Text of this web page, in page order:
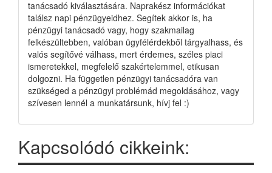
tanácsadó kiválasztására. Naprakész információkat
találsz napi pénzügyeidhez. Segítek akkor is, ha
pénzügyi tanácsadó vagy, hogy szakmailag
felkészültebben, valóban ügyfélérdekből tárgyalhass, és
valós segítővé válhass, mert érdemes, széles piaci
ismeretekkel, megfelelő szakértelemmel, etikusan
dolgozni. Ha független pénzügyi tanácsadóra van
szükséged a pénzügyi problémád megoldásához, vagy
szívesen lennél a munkatársunk, hívj fel :)
Kapcsolódó cikkeink: